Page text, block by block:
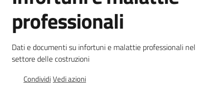
Sicurezza
costruzioni
Coordinamento
prevenzione
professionali
Dati e documenti su infortuni e malattie professionali nel
settore delle costruzioni
CondividiVedi azioni